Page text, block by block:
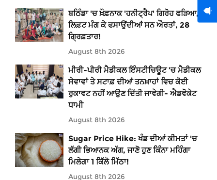
ਬਠਿੰਡਾ 'ਚ ਖ਼ੌਫ਼ਨਾਕ 'ਹਨੀਟ੍ਰੈਪ' ਗਿਰੋਹ ਫੜਿਆ,
ਲਿਫ਼ਟ ਮੰਗ ਕੇ ਫਸਾਉਂਦੀਆਂ ਸਨ ਔਰਤਾਂ, 28
ਗ੍ਰਿਫ਼ਤਾਰ!
August 8th 2026
ਮੀਰੀ-ਪੀਰੀ ਮੈਡੀਕਲ ਇੰਸਟੀਚਿਊਟ ’ਚ ਮੈਡੀਕਲ
ਸੇਵਾਵਾਂ ਤੇ ਸਟਾਫ਼ ਦੀਆਂ ਤਨਖ਼ਾਹਾਂ ਵਿਚ ਕੋਈ
ਰੁਕਾਵਟ ਨਹੀਂ ਆਉਣ ਦਿੱਤੀ ਜਾਵੇਗੀ- ਐਡਵੋਕੇਟ
ਧਾਮੀ
August 8th 2026
Sugar Price Hike: ਖੰਡ ਦੀਆਂ ਕੀਮਤਾਂ 'ਚ
ਲੱਗੀ ਭਿਆਨਕ ਅੱਗ, ਜਾਣੋ ਹੁਣ ਕਿੰਨਾ ਮਹਿੰਗਾ
ਮਿਲੇਗਾ 1 ਕਿੱਲੋ ਮਿੱਠਾ!
August 8th 2026